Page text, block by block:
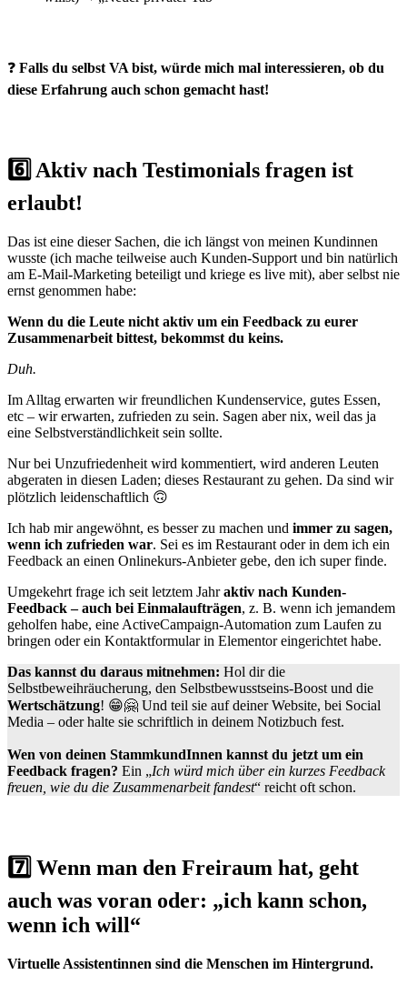
❓ Falls du selbst VA bist, würde mich mal interessieren, ob du
diese Erfahrung auch schon gemacht hast!
6️⃣ Aktiv nach Testimonials fragen ist
erlaubt!
Das ist eine dieser Sachen, die ich längst von meinen Kundinnen
wusste (ich mache teilweise auch Kunden-Support und bin natürlich
am E-Mail-Marketing beteiligt und kriege es live mit), aber selbst nie
ernst genommen habe:
Wenn du die Leute nicht aktiv um ein Feedback zu eurer
Zusammenarbeit bittest, bekommst du keins.
Duh.
Im Alltag erwarten wir freundlichen Kundenservice, gutes Essen,
etc – wir erwarten, zufrieden zu sein. Sagen aber nix, weil das ja
eine Selbstverständlichkeit sein sollte.
Nur bei Unzufriedenheit wird kommentiert, wird anderen Leuten
abgeraten in diesen Laden; dieses Restaurant zu gehen. Da sind wir
plötzlich leidenschaftlich 🙃
Ich hab mir angewöhnt, es besser zu machen und immer zu sagen,
wenn ich zufrieden war. Sei es im Restaurant oder in dem ich ein
Feedback an einen Onlinekurs-Anbieter gebe, den ich super finde.
Umgekehrt frage ich seit letztem Jahraktiv nach Kunden-
Feedback – auch bei Einmalaufträgen, z. B. wenn ich jemandem
geholfen habe, eine ActiveCampaign-Automation zum Laufen zu
bringen oder ein Kontaktformular in Elementor eingerichtet habe.
Das kannst du daraus mitnehmen: Hol dir die
Selbstbeweihräucherung, den Selbstbewusstseins-Boost und die
Wertschätzung! 😁🤗 Und teil sie auf deiner Website, bei Social
Media – oder halte sie schriftlich in deinem Notizbuch fest.
Wen von deinen StammkundInnen kannst du jetzt um ein
Feedback fragen? Ein „Ich würd mich über ein kurzes Feedback
freuen, wie du die Zusammenarbeit fandest“ reicht oft schon.
7️⃣ Wenn man den Freiraum hat, geht
auch was voran oder: „ich kann schon,
wenn ich will“
Virtuelle Assistentinnen sind die Menschen im Hintergrund.